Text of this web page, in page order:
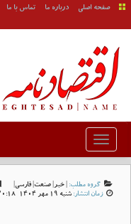
صفحه اصلی درباره ما تماس با ما
گروه مطلب: | خبر| صنعت| فارسی|
زمان انتشار: شنبه 19 مهر 1404-20:18